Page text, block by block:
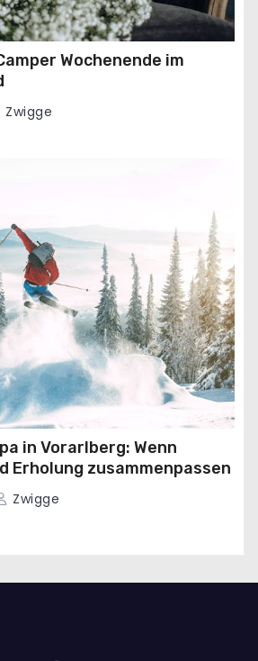
Wochenende im
Zwigge
in Vorarlberg: Wenn
Erholung zusammenpassen
Zwigge